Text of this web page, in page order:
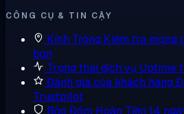
CÔNG CỤ & TIN CẬY
Kính Tròng Kiểm tra mạng
bạn
Trạng thái dịch vụ Uptime
Đánh giá của khách hàng
Trustpilot
Bảo Đảm Hoàn Tiền 14